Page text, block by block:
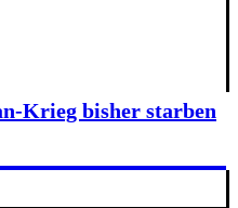
Krieg bisher starben